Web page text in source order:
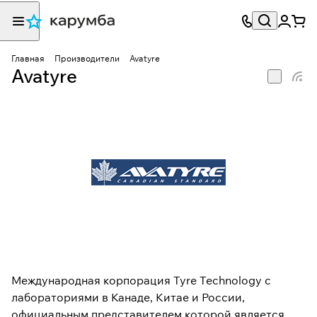
Главная Производители Avatyre
Avatyre
Международная корпорация Tyre Technology с
лабораториями в Канаде, Китае и России,
официальным представителем которой является